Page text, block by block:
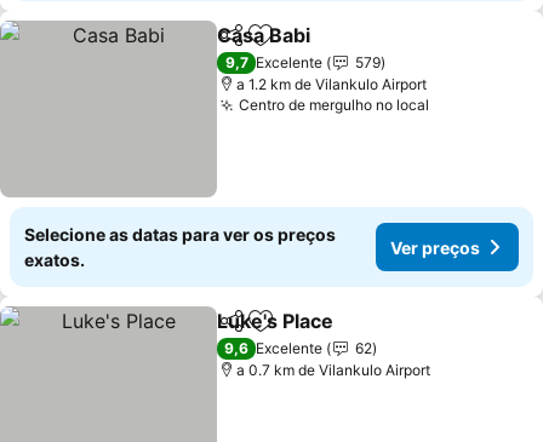
PartilharAdicionar aos favoritos
Casa Babi
9,7 Excelente
579
a 1.2 km de Vilankulo Airport
Centro de mergulho no local
Selecione as datas para ver os preços
exatos.
Ver preços
PartilharAdicionar aos favoritos
Luke's Place
9,6 Excelente
62
a 0.7 km de Vilankulo Airport